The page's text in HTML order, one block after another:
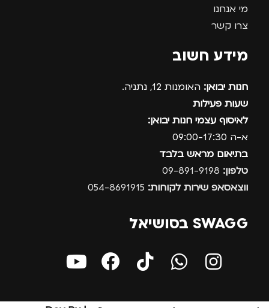
מי אנחנו
צרו קשר
מידע חשוב
חנות יבואן: האומנות 12, נתניה.
שעות פעילות
לאיסוף עצמי חנות יבואן:
א-ה 09:00-17:30
בתיאום מראש בלבד
טלפון:
ווצאסאפ שירות לקוחות:
SWAGG בסושיאל